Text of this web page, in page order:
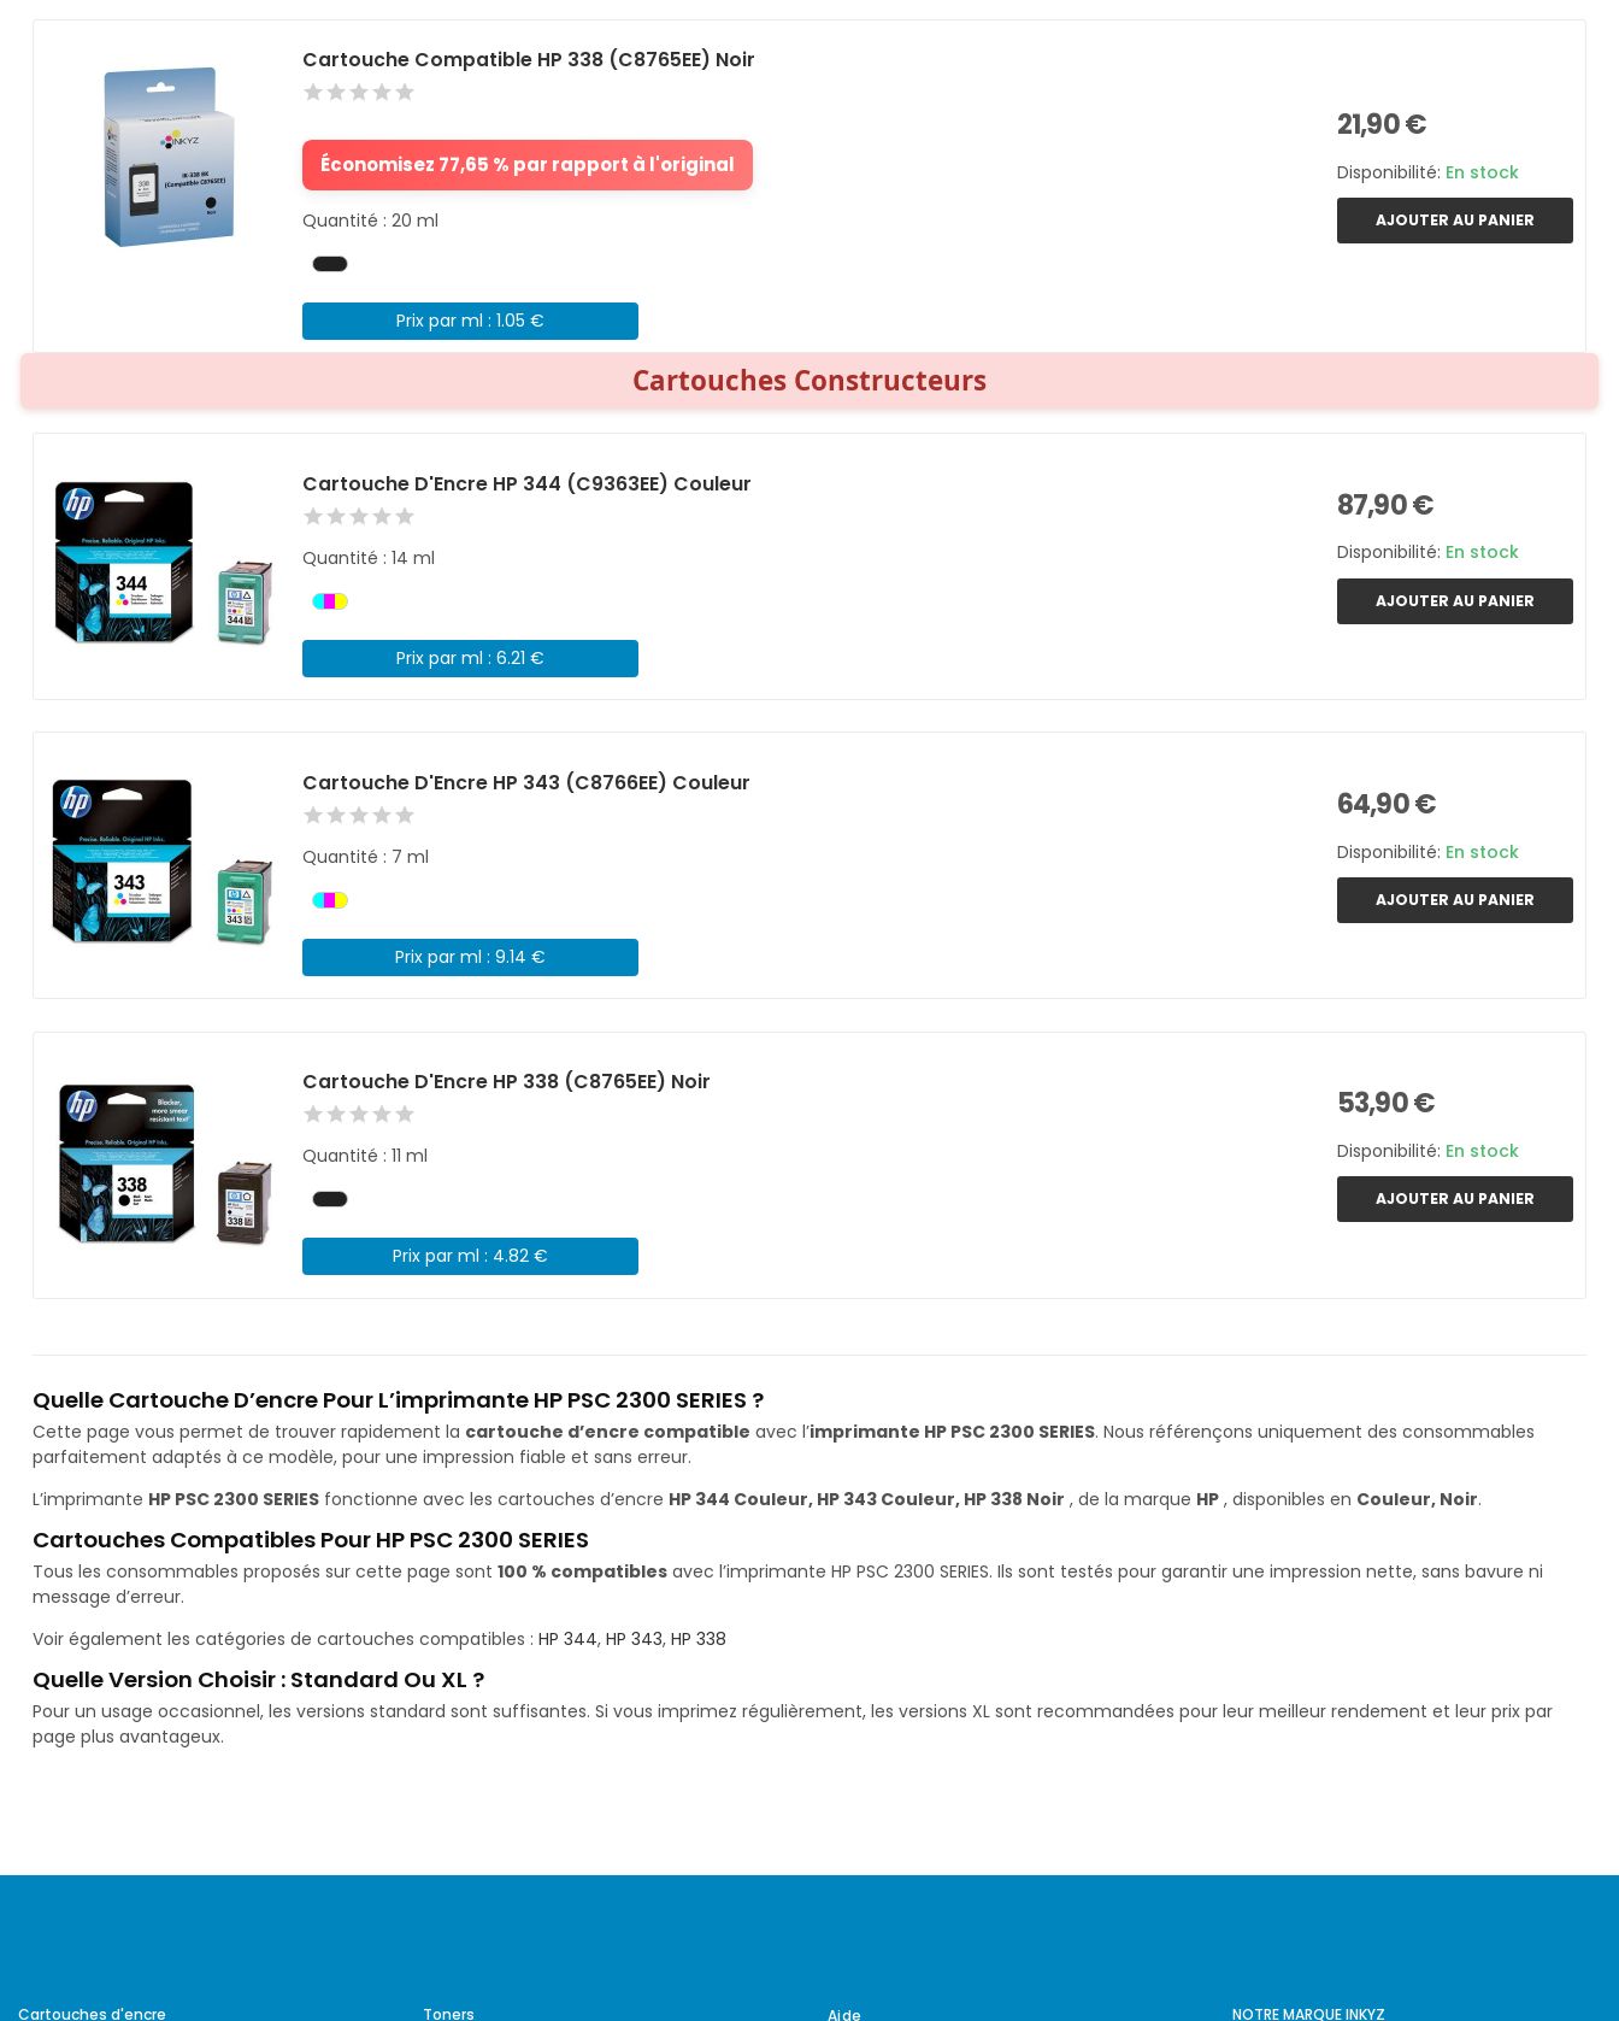
Cartouche Compatible HP 338 (C8765EE) Noir
Économisez 77,65 % par rapport à l'original
Quantité : 20 ml
Prix par ml : 1.05 €
21,90 €
Disponibilité: En stock
AJOUTER AU PANIER
Cartouches Constructeurs
Cartouche D'Encre HP 344 (C9363EE) Couleur
Quantité : 14 ml
Prix par ml : 6.21 €
87,90 €
Disponibilité: En stock
AJOUTER AU PANIER
Cartouche D'Encre HP 343 (C8766EE) Couleur
Quantité : 7 ml
Prix par ml : 9.14 €
64,90 €
Disponibilité: En stock
AJOUTER AU PANIER
Cartouche D'Encre HP 338 (C8765EE) Noir
Quantité : 11 ml
Prix par ml : 4.82 €
53,90 €
Disponibilité: En stock
AJOUTER AU PANIER
Quelle Cartouche D’encre Pour L’imprimante HP PSC 2300 SERIES ?
Cette page vous permet de trouver rapidement la cartouche d’encre compatible avec l’imprimante HP PSC 2300 SERIES. Nous référençons uniquement des consommables
parfaitement adaptés à ce modèle, pour une impression fiable et sans erreur.
L’imprimante HP PSC 2300 SERIES fonctionne avec les cartouches d’encre HP 344 Couleur, HP 343 Couleur, HP 338 Noir , de la marque HP , disponibles en Couleur, Noir.
Cartouches Compatibles Pour HP PSC 2300 SERIES
Tous les consommables proposés sur cette page sont 100 % compatibles avec l’imprimante HP PSC 2300 SERIES. Ils sont testés pour garantir une impression nette, sans bavure ni
message d’erreur.
Voir également les catégories de cartouches compatibles : HP 344, HP 343, HP 338
Quelle Version Choisir : Standard Ou XL ?
Pour un usage occasionnel, les versions standard sont suffisantes. Si vous imprimez régulièrement, les versions XL sont recommandées pour leur meilleur rendement et leur prix par
page plus avantageux.
Cartouches d'encre Toners Aide NOTRE MARQUE INKYZ